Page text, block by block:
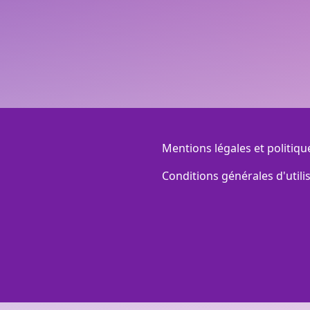
Menu Footer
Mentions légales et
Conditions générales